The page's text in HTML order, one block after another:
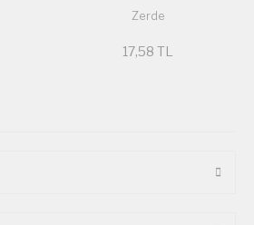
Zerde
17,58 TL